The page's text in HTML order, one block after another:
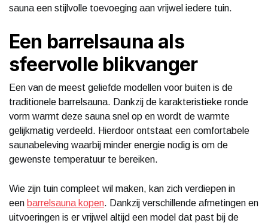
sauna een stijlvolle toevoeging aan vrijwel iedere tuin.
Een barrelsauna als
sfeervolle blikvanger
Een van de meest geliefde modellen voor buiten is de
traditionele barrelsauna. Dankzij de karakteristieke ronde
vorm warmt deze sauna snel op en wordt de warmte
gelijkmatig verdeeld. Hierdoor ontstaat een comfortabele
saunabeleving waarbij minder energie nodig is om de
gewenste temperatuur te bereiken.
Wie zijn tuin compleet wil maken, kan zich verdiepen in
een barrelsauna kopen. Dankzij verschillende afmetingen en
uitvoeringen is er vrijwel altijd een model dat past bij de